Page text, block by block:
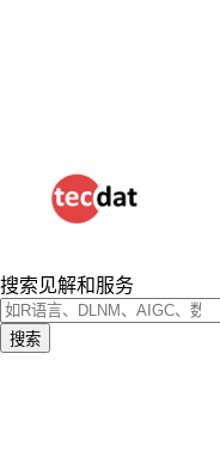
搜索见解和服务
搜索